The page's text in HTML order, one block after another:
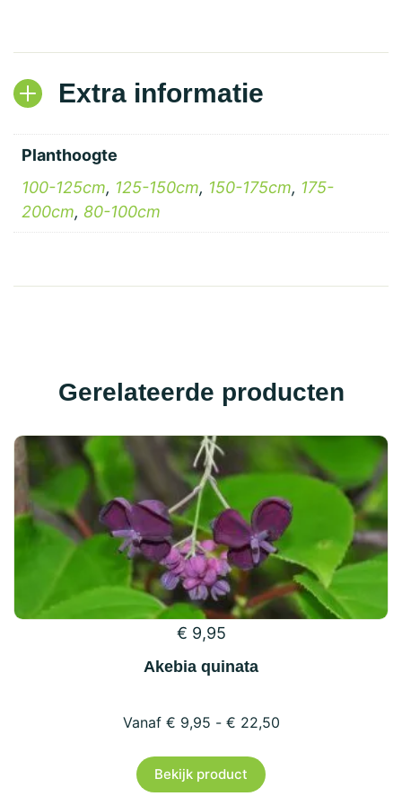
Extra informatie
Planthoogte
100-125cm, 125-150cm, 150-175cm, 175-
200cm, 80-100cm
Gerelateerde producten
€ 9,95
Akebia quinata
€ 9,95 - € 22,50
Bekijk product
product